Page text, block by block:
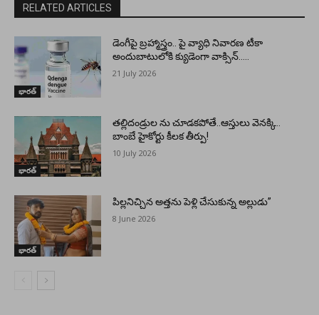
RELATED ARTICLES
భారత్
డెంగీపై బ్రహ్మాస్త్రం.. పై వ్యాధి నివారణ టీకా
అందుబాటులోకి క్యుడెంగా వాక్సిన్…..
21 July 2026
భారత్
తల్లిదండ్రుల ను చూడకపోతే..ఆస్తులు వెనక్కి..
బాంబే హైకోర్టు కీలక తీర్పు!
10 July 2026
భారత్
పిల్లనిచ్చిన అత్తను పెళ్లి చేసుకున్న అల్లుడు”
8 June 2026